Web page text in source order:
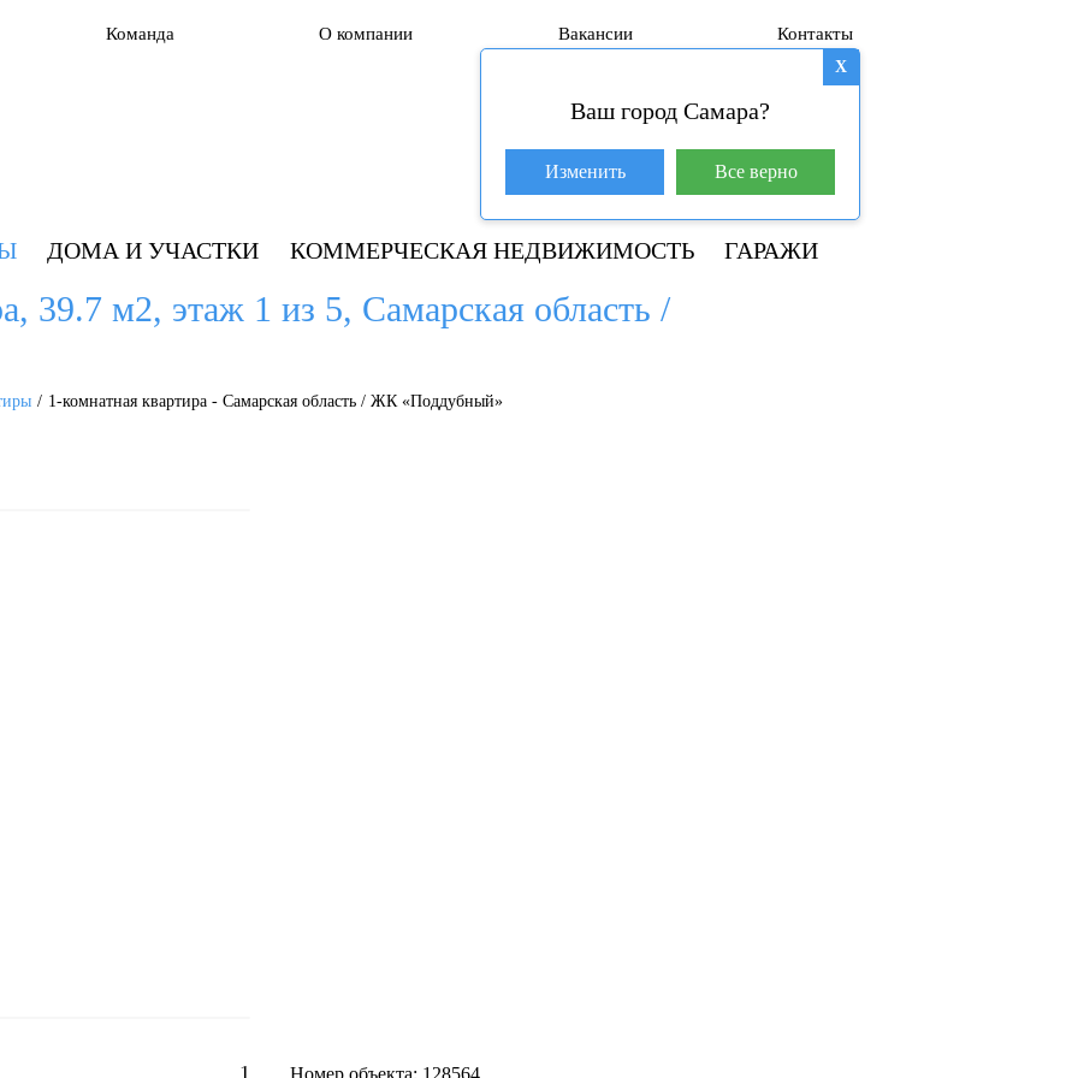
Команда О компании Вакансии Контакты
База покупателей (600)
+7 917 145-78-45
ДОМА И УЧАСТКИ КОММЕРЧЕСКАЯ НЕДВИЖИМОСТЬ ГАРАЖИ
X
Ваш город Самара?
Изменить Все верно
39.7 м2, этаж 1 из 5, Самарская область /
1-комнатная квартира - Самарская область / ЖК «Поддубный»
1
Номер объекта: 128564